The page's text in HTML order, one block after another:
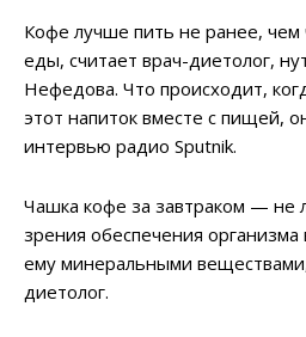
Кофе лучше пить не ранее, чем
еды, считает врач-диетолог,
Нефедова. Что происходит,
этот напиток вместе с пищей,
интервью радио Sputnik.
Чашка кофе за завтраком — не
зрения обеспечения
ему минеральными
диетолог.